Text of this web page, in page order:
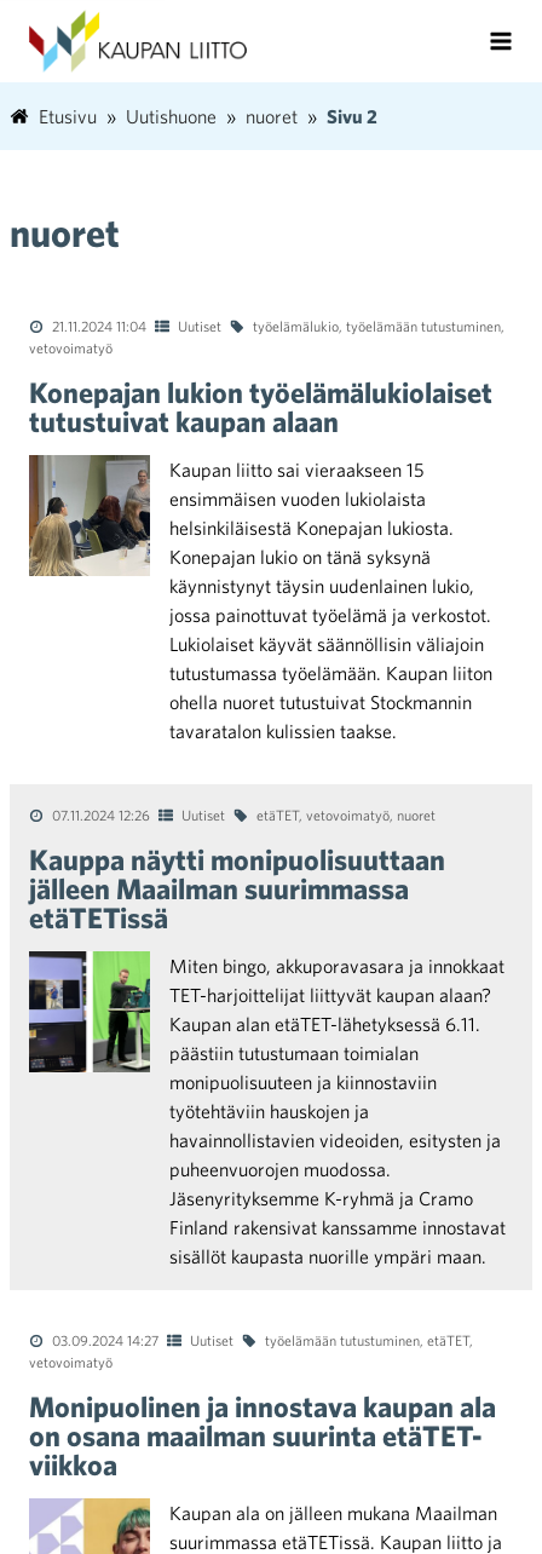
Etusivu Uutishuone nuoret Sivu 2
nuoret
21.11.2024 11:04 Uutiset työelämälukio, työelämään tutustuminen,
vetovoimatyö
Konepajan lukion työelämälukiolaiset
tutustuivat kaupan alaan
Kaupan liitto sai vieraakseen 15
ensimmäisen vuoden lukiolaista
helsinkiläisestä Konepajan lukiosta.
Konepajan lukio on tänä syksynä
käynnistynyt täysin uudenlainen lukio,
jossa painottuvat työelämä ja verkostot.
Lukiolaiset käyvät säännöllisin väliajoin
tutustumassa työelämään. Kaupan liiton
ohella nuoret tutustuivat Stockmannin
tavaratalon kulissien taakse.
07.11.2024 12:26 Uutiset etäTET, vetovoimatyö, nuoret
Kauppa näytti monipuolisuuttaan
jälleen Maailman suurimmassa
etäTETissä
Miten bingo, akkuporavasara ja innokkaat
TET-harjoittelijat liittyvät kaupan alaan?
Kaupan alan etäTET-lähetyksessä 6.11.
päästiin tutustumaan toimialan
monipuolisuuteen ja kiinnostaviin
työtehtäviin hauskojen ja
havainnollistavien videoiden, esitysten ja
puheenvuorojen muodossa.
Jäsenyrityksemme K-ryhmä ja Cramo
Finland rakensivat kanssamme innostavat
sisällöt kaupasta nuorille ympäri maan.
03.09.2024 14:27 Uutiset työelämään tutustuminen, etäTET,
vetovoimatyö
Monipuolinen ja innostava kaupan ala
on osana maailman suurinta etäTET-
viikkoa
Kaupan ala on jälleen mukana Maailman
suurimmassa etäTETissä. Kaupan liitto ja